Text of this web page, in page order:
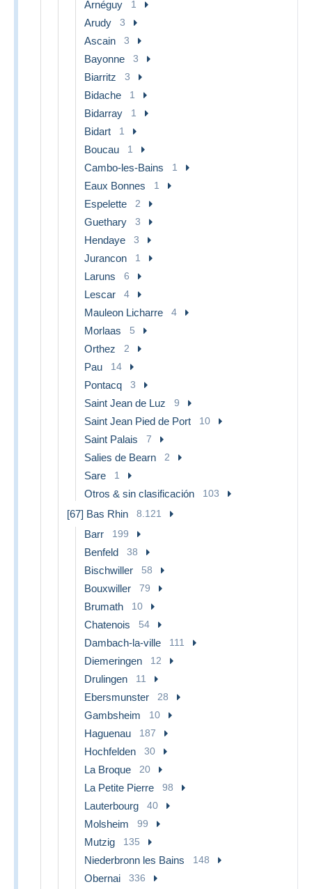
Arnéguy 1
Arudy 3
Ascain 3
Bayonne 3
Biarritz 3
Bidache 1
Bidarray 1
Bidart 1
Boucau 1
Cambo-les-Bains 1
Eaux Bonnes 1
Espelette 2
Guethary 3
Hendaye 3
Jurancon 1
Laruns 6
Lescar 4
Mauleon Licharre 4
Morlaas 5
Orthez 2
Pau 14
Pontacq 3
Saint Jean de Luz 9
Saint Jean Pied de Port 10
Saint Palais 7
Salies de Bearn 2
Sare 1
Otros & sin clasificación 103
[67] Bas Rhin 8.121
Barr 199
Benfeld 38
Bischwiller 58
Bouxwiller 79
Brumath 10
Chatenois 54
Dambach-la-ville 111
Diemeringen 12
Drulingen 11
Ebersmunster 28
Gambsheim 10
Haguenau 187
Hochfelden 30
La Broque 20
La Petite Pierre 98
Lauterbourg 40
Molsheim 99
Mutzig 135
Niederbronn les Bains 148
Obernai 336